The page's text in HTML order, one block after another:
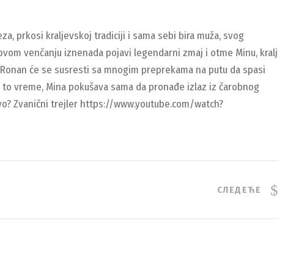
prkosi kraljevskoj tradiciji i sama sebi bira muža, svog
venčanju iznenada pojavi legendarni zmaj i otme Minu, kralj
će se susresti sa mnogim preprekama na putu da spasi
vreme, Mina pokušava sama da pronađe izlaz iz čarobnog
Zvanični trejler https://www.youtube.com/watch?
СЛЕДЕЋЕ